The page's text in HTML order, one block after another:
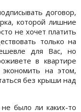
договор,
которой лишние
не хочет платить
только на
для Вас, но
в квартире
на этом,
без крыши над
было ли каких-то